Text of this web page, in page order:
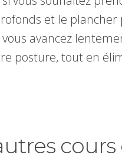
et le plancher
avancez
posture, tout en